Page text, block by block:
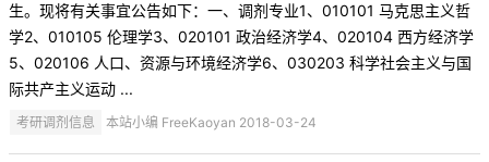
生。现将有关事宜公告如下：一、调剂专业1、010101 马克思主义哲
学2、010105 伦理学3、020101 政治经济学4、020104 西方经济学
5、020106 人口、资源与环境经济学6、030203 科学社会主义与国
际共产主义运动 ...
考研调剂信息 本站小编 FreeKaoyan 2018-03-24